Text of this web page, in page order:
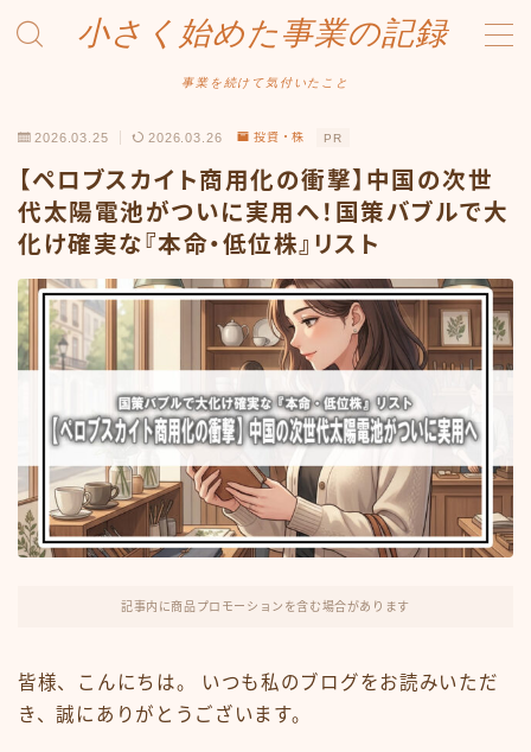
小さく始めた事業の記録
事業を続けて気付いたこと
Amazonせどり
トラブル事例
出品ノウハウ
フリマ物販
Yahoo出品
メルカリ販売
投資・株
FX・仮想通貨
リスキング・ラーニング
2026.03.25 2026.03.26 投資・株 PR
【ペロブスカイト商用化の衝撃】中国の次世
代太陽電池がついに実用へ！国策バブルで大
化け確実な『本命・低位株』リスト
記事内に商品プロモーションを含む場合があります
皆様、こんにちは。 いつも私のブログをお読みいただ
き、誠にありがとうございます。